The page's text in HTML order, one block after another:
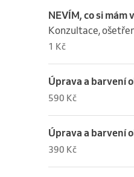
NEVÍM, co si
Konzultace,
1 Kč
Úprava a barvení
590 Kč
Úprava a barvení
390 Kč